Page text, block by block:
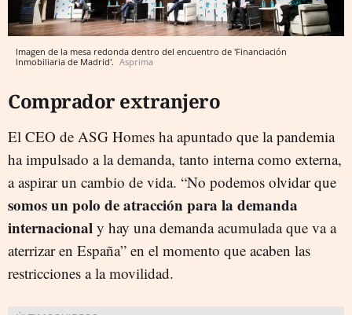
Imagen de la mesa redonda dentro del encuentro de 'Financiación
Inmobiliaria de Madrid'. Asprima
Comprador extranjero
El CEO de ASG Homes ha apuntado que la pandemia
ha impulsado a la demanda, tanto interna como externa,
a aspirar un cambio de vida. “No podemos olvidar que
somos un polo de atracción para la demanda
internacional y hay una demanda acumulada que va a
aterrizar en España” en el momento que acaben las
restricciones a la movilidad.